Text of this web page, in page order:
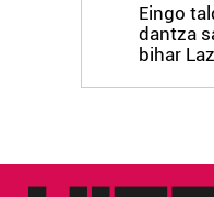
Eingo
dantza
bihar